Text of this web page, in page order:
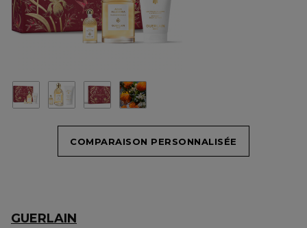
COMPARAISON PERSONNALISÉE
GUERLAIN